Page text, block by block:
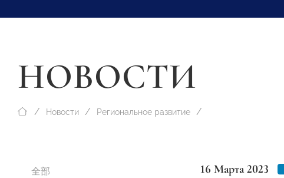
НОВОСТИ
Новости Региональное развитие
全部
16 Марта 2023